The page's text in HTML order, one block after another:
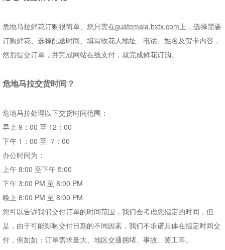
危地马拉鲜花订购很简单、您只需在guatemala.hxtx.com上，选择需要
订购鲜花、选择配送时间、填写收花人地址、电话、姓名及贺卡内容，
然后提交订单，并完成网站在线支付，就完成鲜花订购。
危地马拉交货时间 ？
危地马拉处理以下交货时间范围：
早上 9 ： 00 至 12 ： 00
下午 1 ： 00 至 7 ： 00
办公时间为：
上午 8:00 至下午 5:00
下午 3:00 PM 至 8:00 PM
晚上 6:00 PM 至 8:00 PM
您可以告诉我们交付订单的时间范围，我们会考虑您指定的时间，但
是，由于可能影响交付日期的不同因素，我们不承诺具体在指定时间交
付，例如如：订单需求量大、地区交通拥堵、事故、罢工等。